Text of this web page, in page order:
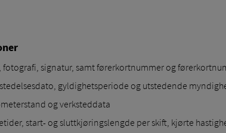
signatur, samt førerkortnummer og
gyldighetsperiode og utstedende
og verksteddata
start- og sluttkjøringslengde per skift, kjørte